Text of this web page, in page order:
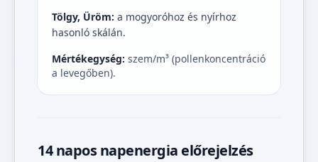
Tölgy, Üröm: a mogyoróhoz és nyírhoz
hasonló skálán.
Mértékegység: szem/m³ (pollenkoncentráció
a levegőben).
14 napos napenergia előrejelzés